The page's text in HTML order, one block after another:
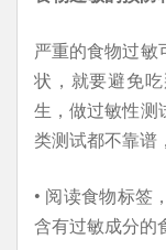
严重的食物过敏
状，就要避免
生，做过敏性测
类测试都不靠谱
• 阅读食物标签
含有过敏成分的